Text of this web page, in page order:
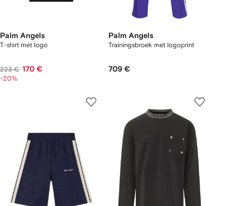
Palm Angels
T-shirt met logo
223 € 170 €
-20%
Palm Angels
Trainingsbroek met logoprint
709 €